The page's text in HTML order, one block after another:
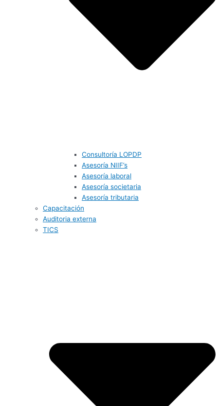
Consultoría LOPDP
Asesoría NIIF’s
Asesoría laboral
Asesoría societaria
Asesoría tributaria
Capacitación
Auditoria externa
TICS